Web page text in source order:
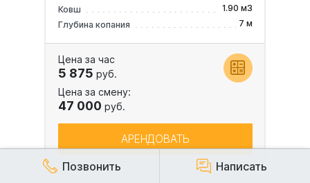
Ковш
1.90 м3
Глубина копания
7 м
Цена за час
5 875 руб.
Цена за смену:
47 000 руб.
АРЕНДОВАТЬ
Позвонить Написать